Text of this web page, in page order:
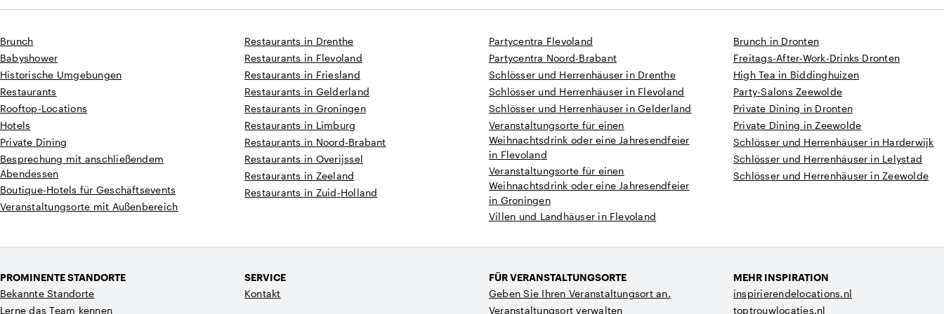
Brunch
Babyshower
Historische Umgebungen
Restaurants
Rooftop-Locations
Hotels
Private Dining
Besprechung mit anschließendem
Abendessen
Boutique-Hotels für Geschäftsevents
Veranstaltungsorte mit Außenbereich
Restaurants in Drenthe
Restaurants in Flevoland
Restaurants in Friesland
Restaurants in Gelderland
Restaurants in Groningen
Restaurants in Limburg
Restaurants in Noord-Brabant
Restaurants in Overijssel
Restaurants in Zeeland
Restaurants in Zuid-Holland
Partycentra Flevoland
Partycentra Noord-Brabant
Schlösser und Herrenhäuser in Drenthe
Schlösser und Herrenhäuser in Flevoland
Schlösser und Herrenhäuser in Gelderland
Veranstaltungsorte für einen
Weihnachtsdrink oder eine Jahresendfeier
in Flevoland
Veranstaltungsorte für einen
Weihnachtsdrink oder eine Jahresendfeier
in Groningen
Villen und Landhäuser in Flevoland
Brunch in Dronten
Freitags-After-Work-Drinks Dronten
High Tea in Biddinghuizen
Party-Salons Zeewolde
Private Dining in Dronten
Private Dining in Zeewolde
Schlösser und Herrenhäuser in Harderwijk
Schlösser und Herrenhäuser in Lelystad
Schlösser und Herrenhäuser in Zeewolde
PROMINENTE STANDORTE
Bekannte Standorte
Lerne das Team kennen
SERVICE
Kontakt
FÜR VERANSTALTUNGSORTE
Geben Sie Ihren Veranstaltungsort an.
Veranstaltungsort verwalten
MEHR INSPIRATION
inspirierendelocations.nl
toptrouwlocaties.nl